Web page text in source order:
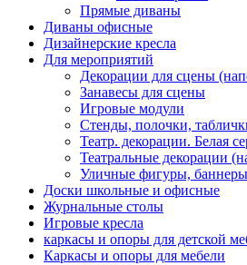
Прямые диваны
Диваны офисные
Дизайнерские кресла
Для мероприятий
Декорации для сцены
Занавесы для сцены
Игровые модули
Стенды, полочки,
Театр. декорации. Белая
Театральные декорации
Уличные фигуры, баннеры
Доски школьные и офисные
Журнальные столы
Игровые кресла
каркасы и опоры для детской
Каркасы и опоры для мебели